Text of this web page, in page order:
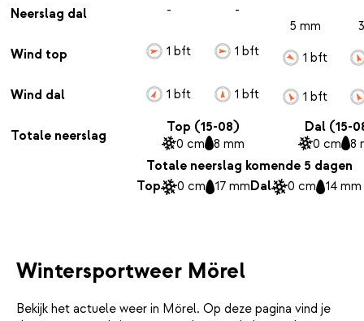
Neerslag dal
Wind top
Wind dal
Totale neerslag
-
1 bft
1 bft
-
1 bft
1 bft
5 mm
1 bft
1 bft
Top (15-08)
0 cm 8 mm
Dal (15-
0 cm 8
Totale neerslag komende 5 dagen
Top
0 cm 17 mmDal 0 cm 14 mm
Wintersportweer Mörel
Bekijk het actuele weer in Mörel. Op deze pagina vind je